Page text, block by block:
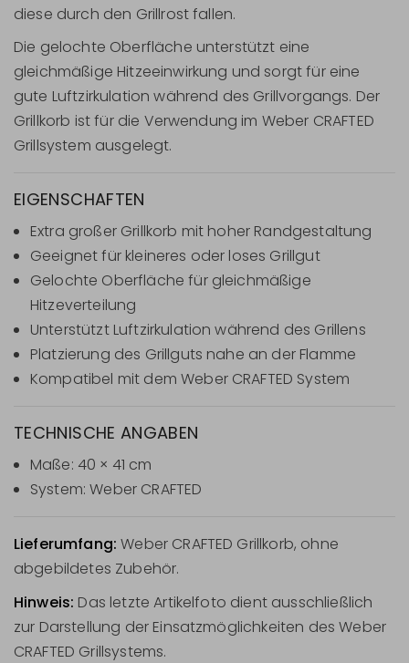
diese durch den Grillrost fallen.
Die gelochte Oberfläche unterstützt eine
gleichmäßige Hitzeeinwirkung und sorgt für eine
gute Luftzirkulation während des Grillvorgangs. Der
Grillkorb ist für die Verwendung im Weber CRAFTED
Grillsystem ausgelegt.
EIGENSCHAFTEN
Extra großer Grillkorb mit hoher Randgestaltung
Geeignet für kleineres oder loses Grillgut
Gelochte Oberfläche für gleichmäßige
Hitzeverteilung
Unterstützt Luftzirkulation während des Grillens
Platzierung des Grillguts nahe an der Flamme
Kompatibel mit dem Weber CRAFTED System
TECHNISCHE ANGABEN
Maße: 40 × 41 cm
System: Weber CRAFTED
Lieferumfang: Weber CRAFTED Grillkorb, ohne
abgebildetes Zubehör.
Hinweis: Das letzte Artikelfoto dient ausschließlich
zur Darstellung der Einsatzmöglichkeiten des Weber
CRAFTED Grillsystems.